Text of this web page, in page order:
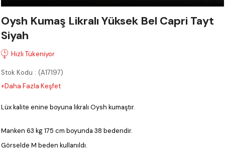
Oysh Kumaş Likralı Yüksek Bel Capri Tayt
Siyah
Stok Kodu
(A17197)
+Daha Fazla Keşfet
Lüx kalite enine boyuna likralı Oysh kumaştır.
Manken 63 kg 175 cm boyunda 38 bedendir.
Görselde M beden kullanıldı.